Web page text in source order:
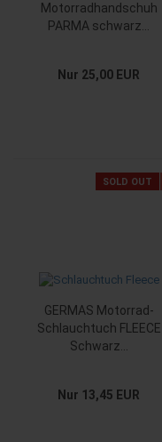
Motorradhandschuh
PARMA schwarz...
Nur 25,00 EUR
SOLD OUT
GERMAS Motorrad-
Schlauchtuch FLEECE
Schwarz...
Nur 13,45 EUR